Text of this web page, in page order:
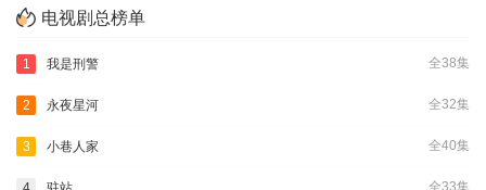
电视剧总榜单
全38集
1 我是刑警
全32集
2 永夜星河
全40集
3 小巷人家